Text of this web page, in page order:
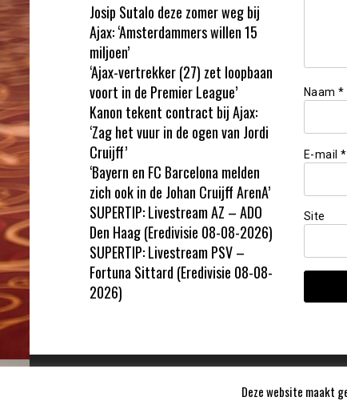
Naam *
E-mail *
Site
Josip Sutalo deze zomer weg bij
Ajax: ‘Amsterdammers willen 15
miljoen’
‘Ajax-vertrekker (27) zet loopbaan
voort in de Premier League’
Kanon tekent contract bij Ajax:
‘Zag het vuur in de ogen van Jordi
Cruijff’
‘Bayern en FC Barcelona melden
zich ook in de Johan Cruijff ArenA’
SUPERTIP: Livestream AZ – ADO
Den Haag (Eredivisie 08-08-2026)
SUPERTIP: Livestream PSV –
Fortuna Sittard (Eredivisie 08-08-
2026)
Deze website maakt